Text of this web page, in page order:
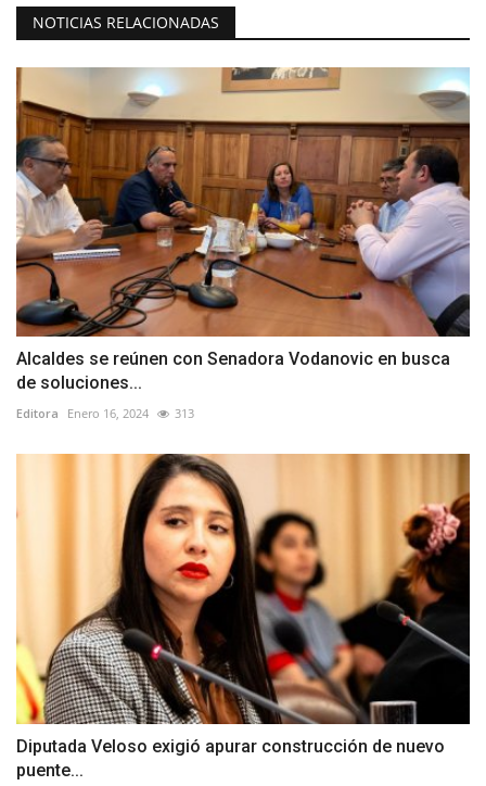
NOTICIAS RELACIONADAS
Alcaldes se reúnen con Senadora Vodanovic en busca
de soluciones...
Editora Enero 16, 2024 313
Diputada Veloso exigió apurar construcción de nuevo
puente...